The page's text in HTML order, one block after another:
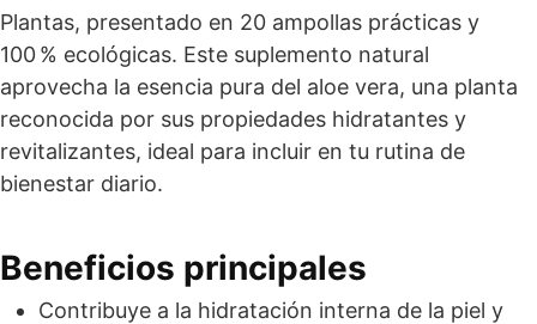
Plantas, presentado en 20 ampollas prácticas y
100 % ecológicas. Este suplemento natural
aprovecha la esencia pura del aloe vera, una planta
reconocida por sus propiedades hidratantes y
revitalizantes, ideal para incluir en tu rutina de
bienestar diario.
Beneficios principales
Contribuye a la hidratación interna de la piel y